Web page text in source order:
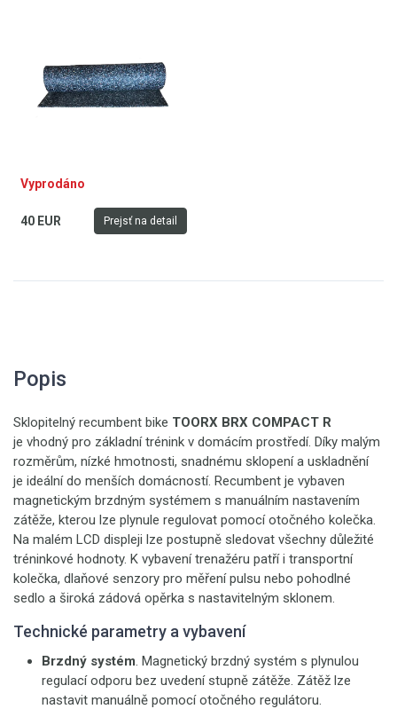
Vyprodáno
40 EUR Prejsť na detail
Popis
Sklopitelný recumbent bike TOORX BRX COMPACT R
je vhodný pro základní trénink v domácím prostředí. Díky malým
rozměrům, nízké hmotnosti, snadnému sklopení a uskladnění
je ideální do menších domácností. Recumbent je vybaven
magnetickým brzdným systémem s manuálním nastavením
zátěže, kterou lze plynule regulovat pomocí otočného kolečka.
Na malém LCD displeji lze postupně sledovat všechny důležité
tréninkové hodnoty. K vybavení trenažéru patří i transportní
kolečka, dlaňové senzory pro měření pulsu nebo pohodlné
sedlo a široká zádová opěrka s nastavitelným sklonem.
Technické parametry a vybavení
Brzdný systém. Magnetický brzdný systém s plynulou
regulací odporu bez uvedení stupně zátěže. Zátěž lze
nastavit manuálně pomocí otočného regulátoru.